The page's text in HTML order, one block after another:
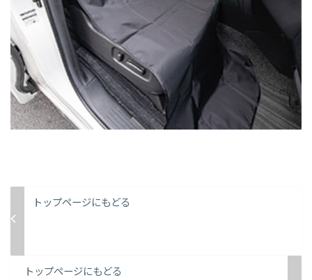
トップページにもどる
トップページにもどる